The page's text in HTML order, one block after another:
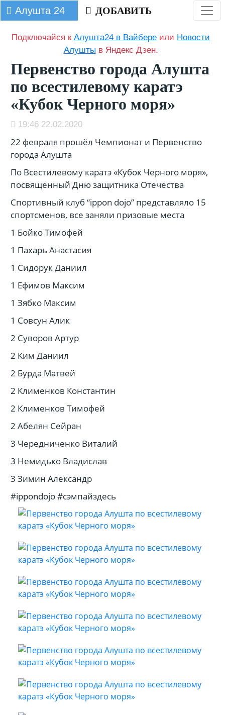
Алушта 24 ДОБАВИТЬ
Подключайся кАлушта24 в Вайбере или Новости
Алушты в Яндекс Дзен.
Первенство города Алушта
по всестилевому каратэ
«Кубок Черного моря»
19:46 22.02.2020
22 февраля прошёл Чемпионат и Первенство
города Алушта
По Всестилевому каратэ «Кубок Черного моря»,
посвященный Дню защитника Отечества
Спортивный клуб “ippon dojo” представляло 15
спортсменов, все заняли призовые места
1 Бойко Тимофей
1 Пахарь Анастасия
1 Сидорук Даниил
1 Ефимов Максим
1 Зябко Максим
1 Совсун Алик
2 Суворов Артур
2 Ким Даниил
2 Бурда Матвей
2 Клименков Константин
2 Клименков Тимофей
2 Абелян Сейран
3 Чередниченко Виталий
3 Немидько Владислав
3 Зимин Александр
#ippondojo #сэмпайздесь